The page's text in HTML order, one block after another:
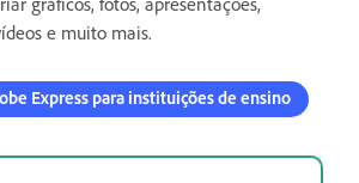
e muito mais.
Express para instituições de ensino